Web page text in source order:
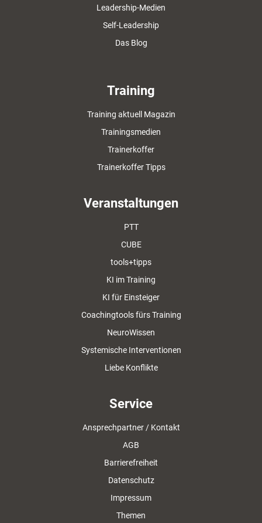
Leadership-Medien
Self-Leadership
Das Blog
Training
Training aktuell Magazin
Trainingsmedien
Trainerkoffer
Trainerkoffer Tipps
Veranstaltungen
PTT
CUBE
tools+tipps
KI im Training
KI für Einsteiger
Coachingtools fürs Training
NeuroWissen
Systemische Interventionen
Liebe Konflikte
Service
Ansprechpartner / Kontakt
AGB
Barrierefreiheit
Datenschutz
Impressum
Themen